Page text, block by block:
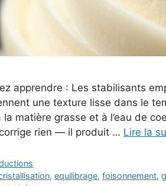
apprendre : Les stabilisants
une texture lisse dans le
matière grasse et à l’eau de
rien — il produit … Lire la
,equilibrage,foisonnement,